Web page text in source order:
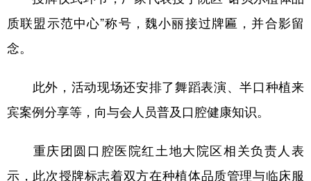
质联盟示范中心”称号，魏小丽接过牌匾，并合影留
念。
此外，活动现场还安排了舞蹈表演、半口种植来
宾案例分享等，向与会人员普及口腔健康知识。
重庆团圆口腔医院红土地大院区相关负责人表
示，此次授牌标志着双方在种植体品质管理与临床服